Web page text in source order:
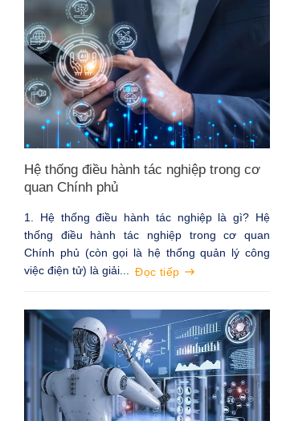
Hệ thống điều hành tác nghiệp trong cơ
quan Chính phủ
1. Hệ thống điều hành tác nghiệp là gì? Hệ
thống điều hành tác nghiệp trong cơ quan
Chính phủ (còn gọi là hệ thống quản lý công
việc điện tử) là giải... Đọc tiếp